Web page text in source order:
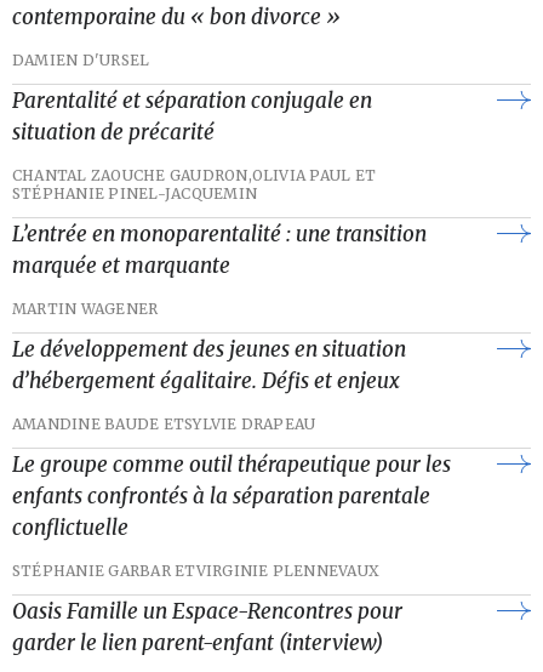
contemporaine du « bon divorce »
DAMIEN D'URSEL
Parentalité et séparation conjugale en
situation de précarité
CHANTAL ZAOUCHE GAUDRON,OLIVIA PAUL ET
STÉPHANIE PINEL-JACQUEMIN
L’entrée en monoparentalité : une transition
marquée et marquante
MARTIN WAGENER
Le développement des jeunes en situation
d’hébergement égalitaire. Défis et enjeux
AMANDINE BAUDE ETSYLVIE DRAPEAU
Le groupe comme outil thérapeutique pour les
enfants confrontés à la séparation parentale
conflictuelle
STÉPHANIE GARBAR ETVIRGINIE PLENNEVAUX
Oasis Famille un Espace-Rencontres pour
garder le lien parent-enfant (interview)